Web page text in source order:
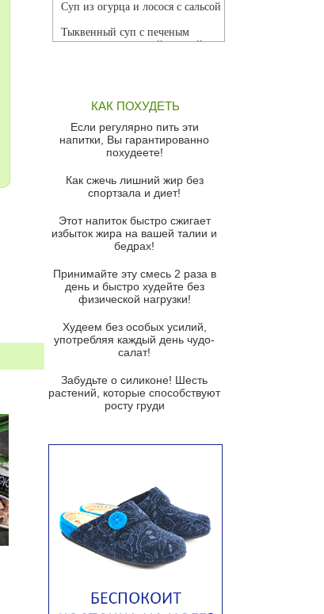
Суп из огурца и лосося с сальсой
Тыквенный суп с печеным
чесноком и томатной сальсой
красного перца
Парижский луковый суп
Суп из спаржи и горошка с
Суп-крем из цветной капусты
Французский луковый суп
Суп из баклажанов с моцареллой
Грибной крем-суп с кростини с
козьим сыром
Суп мисо с зеленым луком и
тофу
из рукколы
Португальский чесночный суп с
Ирландский картофельный суп
Суп из пастернака
Пряный морковный суп во время
зимних холодов
Американский суп из красной
КАК ПОХУДЕТЬ
Если регулярно пить эти
напитки, Вы гарантированно
похудеете!
Как сжечь лишний жир без
спортзала и диет!
Этот напиток быстро сжигает
избыток жира на вашей талии и
бедрах!
Принимайте эту смесь 2 раза в
день и быстро худейте без
физической нагрузки!
Худеем без особых усилий,
употребляя каждый день чудо-
салат!
Забудьте о силиконе! Шесть
растений, которые способствуют
росту груди